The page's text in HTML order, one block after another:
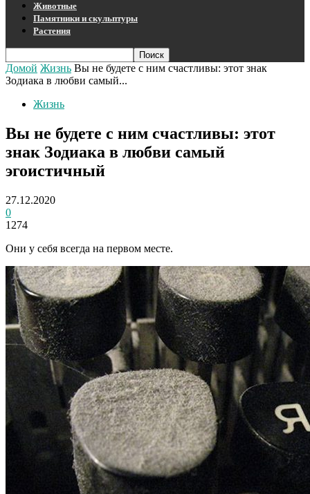
Животные
Памятники и скульптуры
Растения
Домой Жизнь Вы не будете с ним счастливы: этот знак
Зодиака в любви самый...
Жизнь
Вы не будете с ним счастливы: этот
знак Зодиака в любви самый
эгоистичный
27.12.2020
0
1274
Они у себя всегда на первом месте.